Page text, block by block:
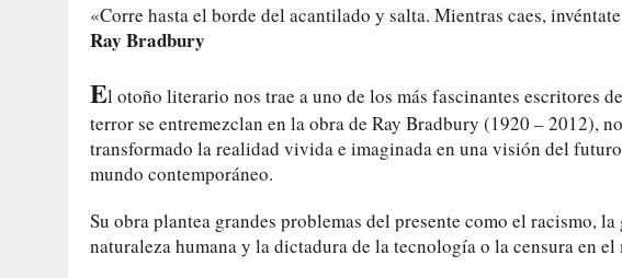
«Corre hasta el borde del acantilado y salta. Mientras caes,
Ray Bradbury
El otoño literario nos trae a uno de los más fascinantes escritores
terror se entremezclan en la obra de Ray Bradbury (1920 – 2012),
transformado la realidad vivida e imaginada en una visión del
mundo contemporáneo.
Su obra plantea grandes problemas del presente como el racismo,
naturaleza humana y la dictadura de la tecnología o la censura en